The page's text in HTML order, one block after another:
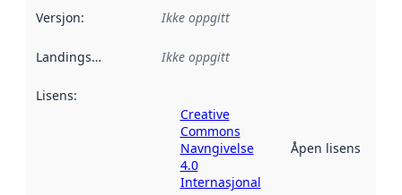
Versjon: Ikke oppgitt
Landingsside Ikke oppgitt
Lisens:
Creative
Commons
Navngivelse
4.0
Internasjonal
Åpen lisens